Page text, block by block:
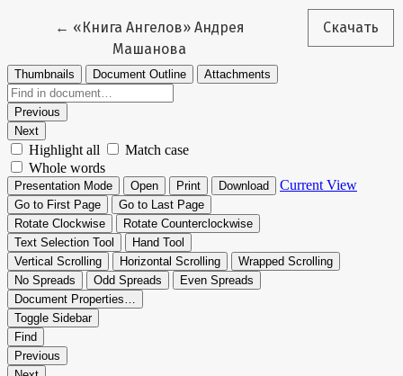
← Вернуться к Подробностям о статье
«Книга Ангелов» Андрея
Машанова
Скачать